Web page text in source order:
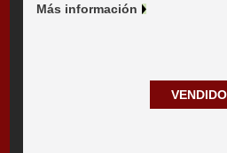
Más información
VENDIDO